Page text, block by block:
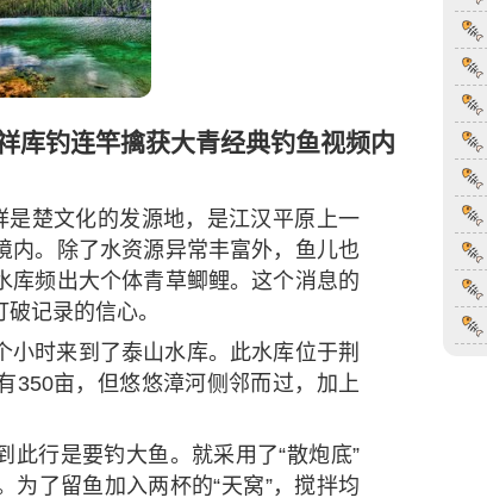
库钓连竿擒获大青经典钓鱼视频内
是楚文化的发源地，是江汉平原上一
内。除了水资源异常丰富外，鱼儿也
库频出大个体青草鲫鲤。这个消息的
记录的信心。
时来到了泰山水库。此水库位于荆
350亩，但悠悠漳河侧邻而过，加上
此行是要钓大鱼。就采用了“散炮底”
为了留鱼加入两杯的“天窝”，搅拌均